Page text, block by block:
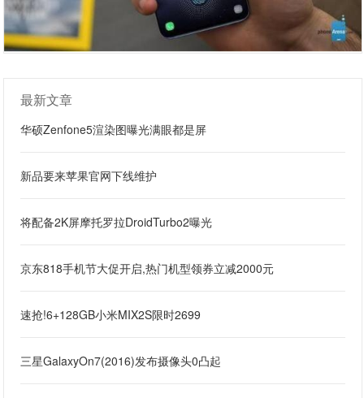
最新文章
华硕Zenfone5渲染图曝光满眼都是屏
新品要来苹果官网下线维护
将配备2K屏摩托罗拉DroidTurbo2曝光
京东818手机节大促开启,热门机型领券立减2000元
速抢!6+128GB小米MIX2S限时2699
三星GalaxyOn7(2016)发布摄像头0凸起